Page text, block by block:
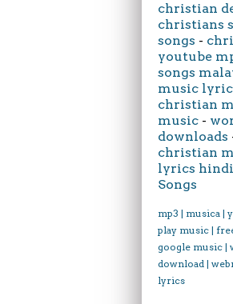
christian
christians
songs -
youtube
songs
music
christian
music -
downloads
christian
lyrics hindi
Songs
mp3 | musica |
play music |
google music |
download |
lyrics